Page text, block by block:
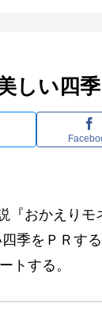
しい四
『おかえり
季をＰＲす
トする。